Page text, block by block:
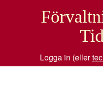
Logga in (eller